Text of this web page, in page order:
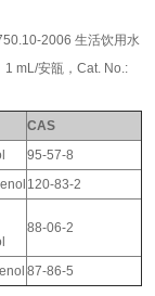
2006 生活饮用水
mL/安瓿，Cat. No.:
CAS
95-57-8
120-83-2
88-06-2
87-86-5